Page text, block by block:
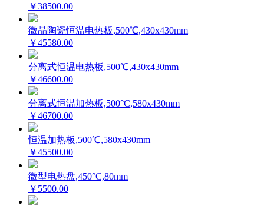
￥38500.00
微晶陶瓷恒温电热板,500℃,430x430mm
￥45580.00
分离式恒温电热板,500℃,430x430mm
￥46600.00
分离式恒温加热板,500°C,580x430mm
￥46700.00
恒温加热板,500℃,580x430mm
￥45500.00
微型电热盘,450°C,80mm
￥5500.00